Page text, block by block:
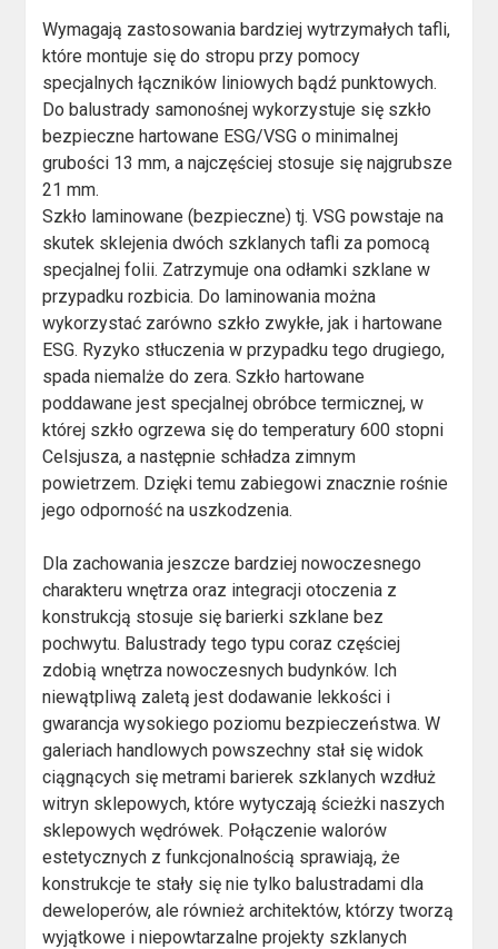
Wymagają zastosowania bardziej wytrzymałych tafli,
które montuje się do stropu przy pomocy
specjalnych łączników liniowych bądź punktowych.
Do balustrady samonośnej wykorzystuje się szkło
bezpieczne hartowane ESG/VSG o minimalnej
grubości 13 mm, a najczęściej stosuje się najgrubsze
21 mm.
Szkło laminowane (bezpieczne) tj. VSG powstaje na
skutek sklejenia dwóch szklanych tafli za pomocą
specjalnej folii. Zatrzymuje ona odłamki szklane w
przypadku rozbicia. Do laminowania można
wykorzystać zarówno szkło zwykłe, jak i hartowane
ESG. Ryzyko stłuczenia w przypadku tego drugiego,
spada niemalże do zera. Szkło hartowane
poddawane jest specjalnej obróbce termicznej, w
której szkło ogrzewa się do temperatury 600 stopni
Celsjusza, a następnie schładza zimnym
powietrzem. Dzięki temu zabiegowi znacznie rośnie
jego odporność na uszkodzenia.
Dla zachowania jeszcze bardziej nowoczesnego
charakteru wnętrza oraz integracji otoczenia z
konstrukcją stosuje się barierki szklane bez
pochwytu. Balustrady tego typu coraz częściej
zdobią wnętrza nowoczesnych budynków. Ich
niewątpliwą zaletą jest dodawanie lekkości i
gwarancja wysokiego poziomu bezpieczeństwa. W
galeriach handlowych powszechny stał się widok
ciągnących się metrami barierek szklanych wzdłuż
witryn sklepowych, które wytyczają ścieżki naszych
sklepowych wędrówek. Połączenie walorów
estetycznych z funkcjonalnością sprawiają, że
konstrukcje te stały się nie tylko balustradami dla
deweloperów, ale również architektów, którzy tworzą
wyjątkowe i niepowtarzalne projekty szklanych